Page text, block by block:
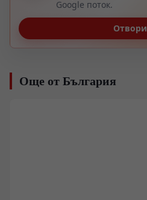
Google поток.
Отвори
Още от България